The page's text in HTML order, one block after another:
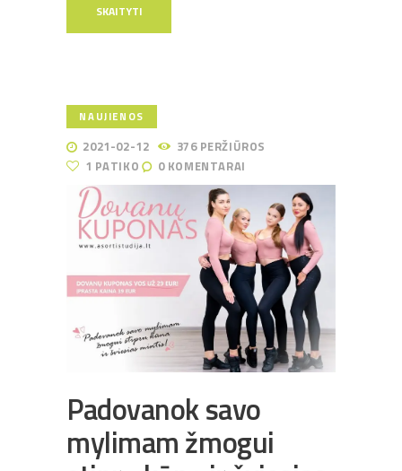
SKAITYTI
NAUJIENOS
2021-02-12 376 PERŽIŪROS
1 PATIKO 0 KOMENTARAI
Padovanok savo
mylimam žmogui